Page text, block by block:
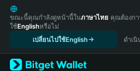
English
日本語
Tiếng Việt
Español (Latinoamérica)
Türkçe
ขณะนี้คุณกำลังดูหน้านี้ในภาษาไทย คุณต้องกา
ใช้Englishหรือไม่
เปลี่ยนไปใช้English
ดำเ